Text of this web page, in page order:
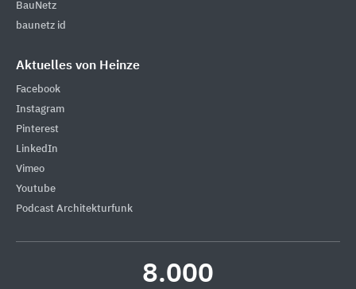
BauNetz
baunetz id
Aktuelles von Heinze
Facebook
Instagram
Pinterest
LinkedIn
Vimeo
Youtube
Podcast Architekturfunk
8.000